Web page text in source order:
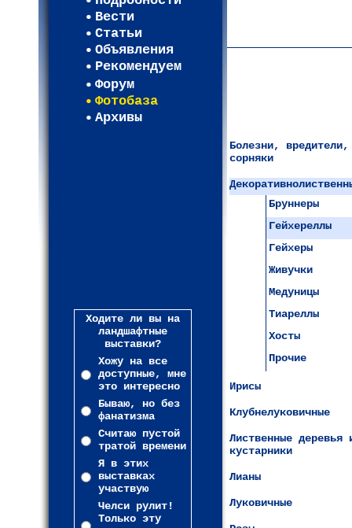
Вести
Статьи
Объявления
Рекомендуем
Форум
Фотобаза
Архивы
Ходите ли вы на
ландшафтные
выставки?
Хожу на все
доступные, мне
это интересно
Бываю, но без
фанатизма
Считаю пустой
тратой времени
Я в этих
выставках
участвую
Челси рулит!
Только эту
Болезни, вредители,
сорняки
Бруннеры
Гейхереллы
Гейхеры
Живучки
Медуницы
Тиареллы
Хосты
Прочие
Ирисы
Клубнелуковичные
Лиственные деревья
кустарники
Лианы
Луковичные